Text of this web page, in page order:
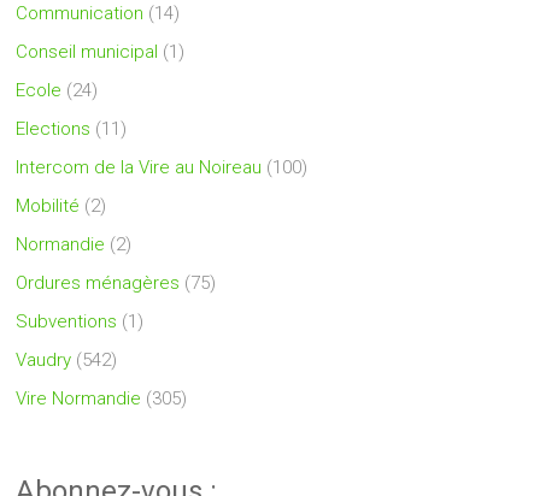
Communication (14)
Conseil municipal (1)
Ecole (24)
Elections (11)
Intercom de la Vire au Noireau (100)
Mobilité (2)
Normandie (2)
Ordures ménagères (75)
Subventions (1)
Vaudry (542)
Vire Normandie (305)